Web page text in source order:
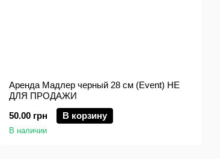
Аренда Мадлер черный 28 см (Event) НЕ
ДЛЯ ПРОДАЖИ
50.00 грн
В корзину
В наличии